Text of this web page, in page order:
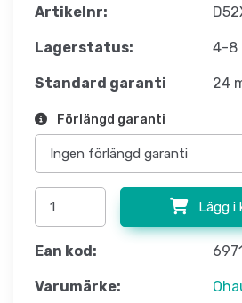
Artikelnr:
Lagerstatus: 4-8
Standard garanti 24
Förlängd garanti
Lägg i
Ean kod:
Varumärke: